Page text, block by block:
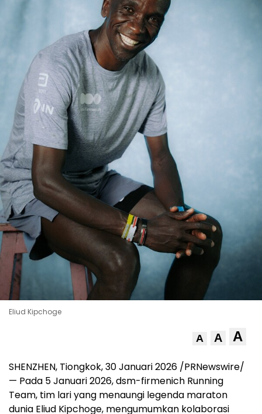
Eliud Kipchoge
A A A
SHENZHEN, Tiongkok, 30 Januari 2026 /PRNewswire/
— Pada 5 Januari 2026, dsm-firmenich Running
Team, tim lari yang menaungi legenda maraton
dunia Eliud Kipchoge, mengumumkan kolaborasi